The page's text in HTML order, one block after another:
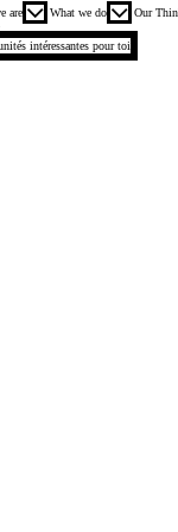
Appuyez sur les touches
are What we do Our
intéressantes pour toi